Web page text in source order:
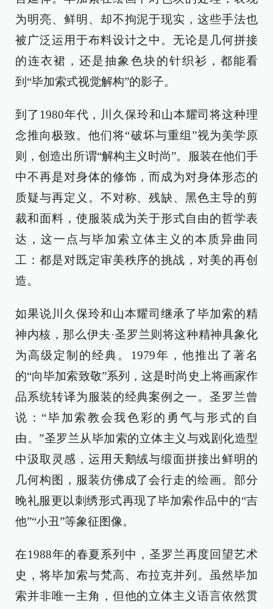
为明亮、鲜明、却不拘泥于现实，这些手法也
被广泛运用于布料设计之中。无论是几何拼接
的连衣裙，还是抽象色块的针织衫，都能看
到“毕加索式视觉解构”的影子。
到了1980年代，川久保玲和山本耀司将这种理
念推向极致。他们将“破坏与重组”视为美学原
则，创造出所谓“解构主义时尚”。服装在他们手
中不再是对身体的修饰，而成为对身体形态的
质疑与再定义。不对称、残缺、黑色主导的剪
裁和面料，使服装成为关于形式自由的哲学表
达，这一点与毕加索立体主义的本质异曲同
工：都是对既定审美秩序的挑战，对美的再创
造。
如果说川久保玲和山本耀司继承了毕加索的精
神内核，那么伊夫·圣罗兰则将这种精神具象化
为高级定制的经典。1979年，他推出了著名
的“向毕加索致敬”系列，这是时尚史上将画家作
品系统转译为服装的经典案例之一。圣罗兰曾
说：“毕加索教会我色彩的勇气与形式的自
由。”圣罗兰从毕加索的立体主义与戏剧化造型
中汲取灵感，运用天鹅绒与缎面拼接出鲜明的
几何构图，服装仿佛成了会行走的绘画。部分
晚礼服更以刺绣形式再现了毕加索作品中的“吉
他”“小丑”等象征图像。
在1988年的春夏系列中，圣罗兰再度回望艺术
史，将毕加索与梵高、布拉克并列。虽然毕加
索并非唯一主角，但他的立体主义语言依然贯